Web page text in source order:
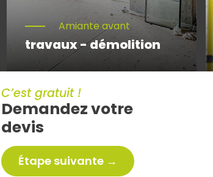
Amiante avant
travaux - démolition
C’est gratuit !
Demandez votre
devis
Étape suivante →